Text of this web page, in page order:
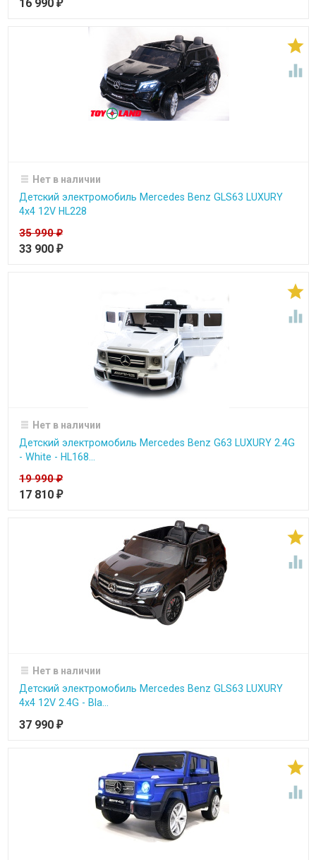
16 990 ₽


Нет в наличии
Детский электромобиль Mercedes Benz GLS63 LUXURY
4x4 12V HL228
35 990₽
33 900 ₽


Нет в наличии
Детский электромобиль Mercedes Benz G63 LUXURY 2.4G
- White - HL168...
19 990₽
17 810 ₽


Нет в наличии
Детский электромобиль Mercedes Benz GLS63 LUXURY
4x4 12V 2.4G - Bla...
37 990 ₽

